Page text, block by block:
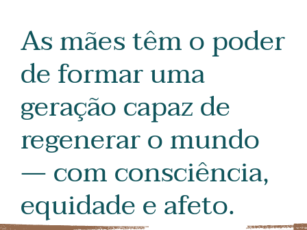
As mães têm o poder
de formar uma
geração capaz de
regenerar o mundo
— com consciência,
equidade e afeto.